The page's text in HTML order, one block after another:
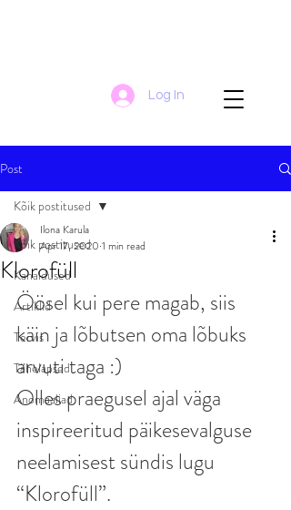
Log In
Post
Kõik postitused
Kanaldused
Artiklid
Tervis
Tähelapsed
Anomaaliad
Kõik postitused
Klorofüll
Ilona Karula
Apr 17, 2020 1 min read
Öösel kui pere magab, siis
käin ja lõbutsen oma lõbuks
arvuti taga :)
Olles praegusel ajal väga
inspireeritud päikesevalguse
neelamisest sündis lugu
“Klorofüll”.